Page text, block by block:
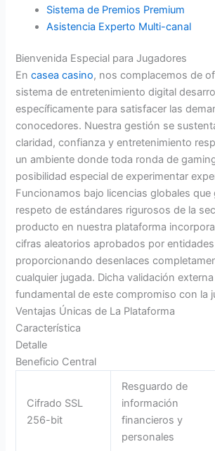
Sistema de Premios Premium
Asistencia Experto Multi-canal
Bienvenida Especial para Jugadores
Encasea casino, nos complacemos de
sistema de entretenimiento digital
específicamente para satisfacer las
conocedores. Nuestra gestión se
claridad, confianza y entretenimiento
un ambiente donde toda ronda de
posibilidad especial de experimentar
Funcionamos bajo licencias globales que
respeto de estándares rigurosos de la
producto en nuestra plataforma
cifras aleatorios aprobados por
proporcionando desenlaces
cualquier jugada. Dicha validación
fundamental de este compromiso con la
Ventajas Únicas de La Plataforma
Característica
Detalle
Beneficio Central
Cifrado SSL
256-bit
Resguardo de
información
financieros y
personales